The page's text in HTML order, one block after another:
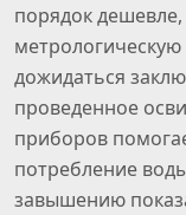
порядок
дожидаться
проведенное
приборов
потребление
завышению